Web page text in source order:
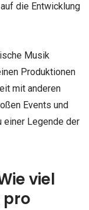
die Entwicklung
Musik
Produktionen
mit anderen
Events und
einer Legende der
viel
pro